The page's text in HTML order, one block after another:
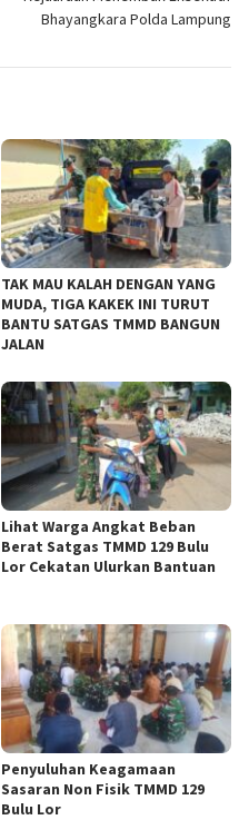
Bhayangkara Polda Lampung
TAK MAU KALAH DENGAN YANG
MUDA, TIGA KAKEK INI TURUT
BANTU SATGAS TMMD BANGUN
JALAN
Lihat Warga Angkat Beban
Berat Satgas TMMD 129 Bulu
Lor Cekatan Ulurkan Bantuan
Penyuluhan Keagamaan
Sasaran Non Fisik TMMD 129
Bulu Lor